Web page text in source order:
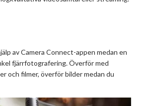
av Camera Connect-appen medan en
fjärrfotografering. Överför med
och filmer, överför bilder medan du